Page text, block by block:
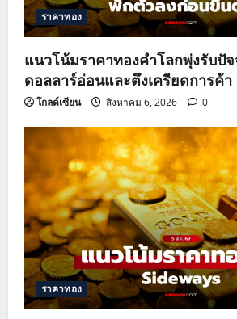
ราคาทอง
แนวโน้มราคาทองคำโลกพุ่งรับปั
ดอลลาร์อ่อนและตึงเครียดการค้า
โกลด์เซียน สิงหาคม 6, 2026 0
ราคาทอง